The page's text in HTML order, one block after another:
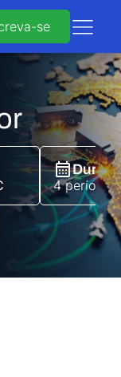
se
4 períodos